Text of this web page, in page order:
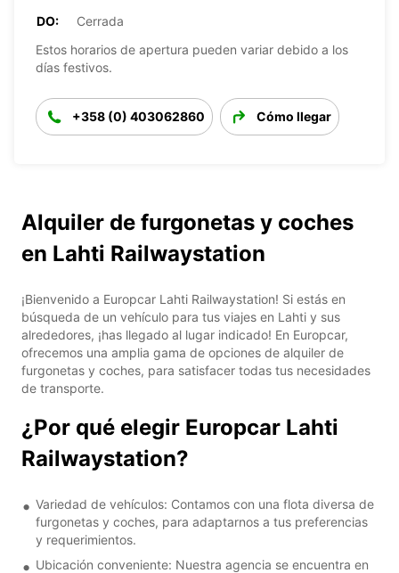
DO:
Cerrada
Estos horarios de apertura pueden variar debido a los
días festivos.
+358 (0) 403062860 Cómo llegar
Alquiler de furgonetas y coches
en Lahti Railwaystation
¡Bienvenido a Europcar Lahti Railwaystation! Si estás en
búsqueda de un vehículo para tus viajes en Lahti y sus
alrededores, ¡has llegado al lugar indicado! En Europcar,
ofrecemos una amplia gama de opciones de alquiler de
furgonetas y coches, para satisfacer todas tus necesidades
de transporte.
¿Por qué elegir Europcar Lahti
Railwaystation?
Variedad de vehículos: Contamos con una flota diversa de
furgonetas y coches, para adaptarnos a tus preferencias
y requerimientos.
Ubicación conveniente: Nuestra agencia se encuentra en